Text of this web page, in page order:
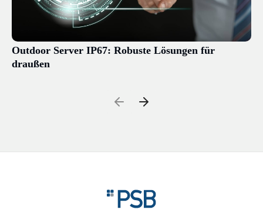
Outdoor Server IP67: Robuste Lösungen für
draußen